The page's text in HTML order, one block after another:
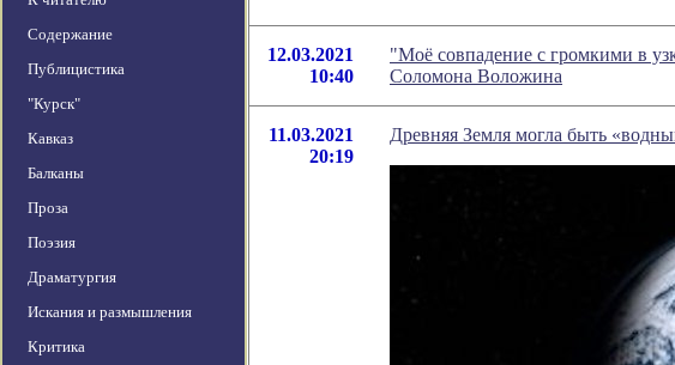
Содержание
Публицистика
"Курск"
Кавказ
Балканы
Проза
Поэзия
Драматургия
Искания и размышления
Критика
12.03.2021
10:40
"Моё совпадение с громкими в
Соломона Воложина
11.03.2021
20:19
Древняя Земля могла быть